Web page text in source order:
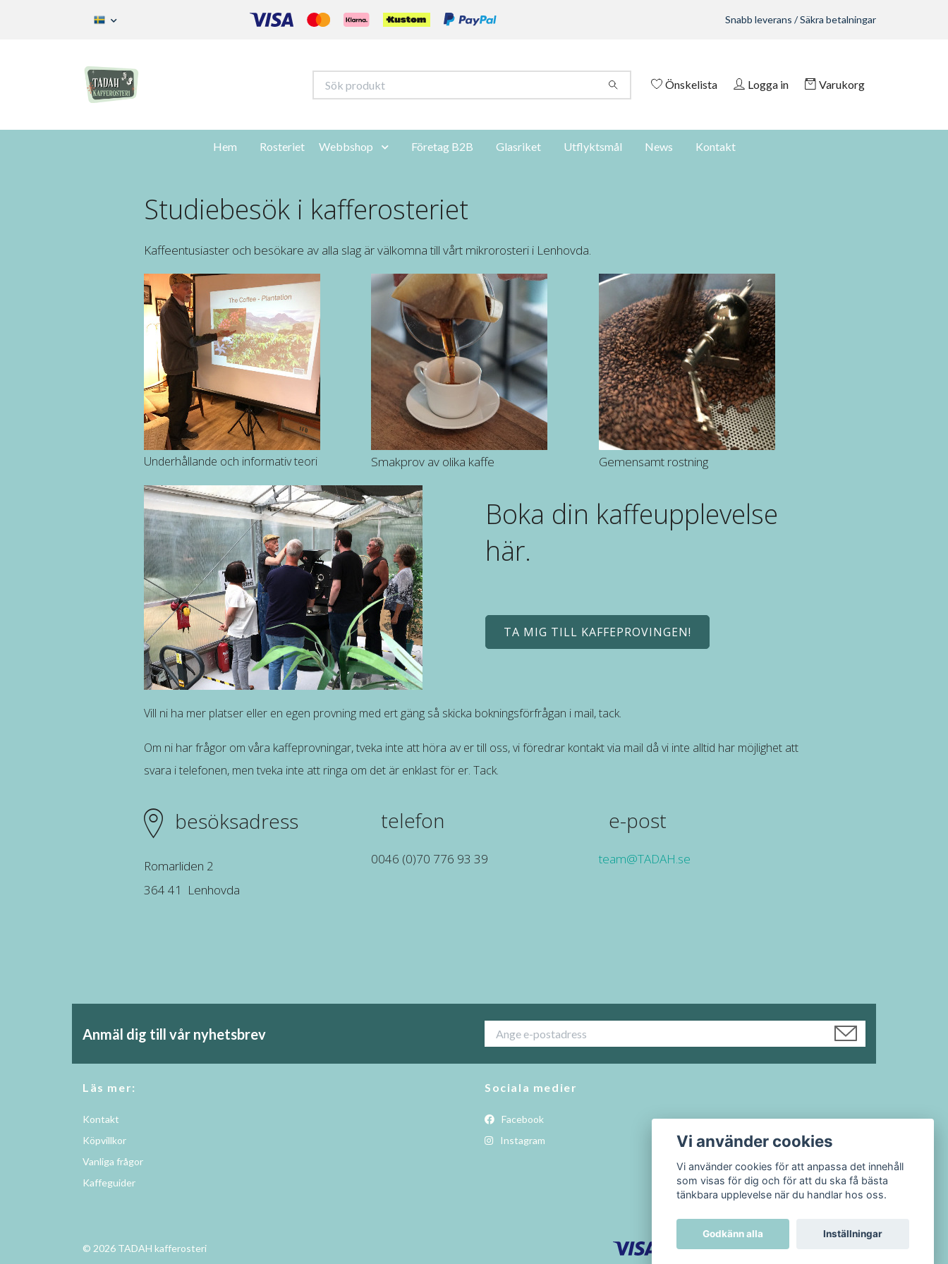
Snabb leverans / Säkra betalningar
Önskelista Logga in Varukorg
Hem Rosteriet Webbshop Företag B2B Glasriket Utflyktsmål News Kontakt
Studiebesök i kafferosteriet
Kaffeentusiaster och besökare av alla slag är välkomna till vårt mikrorosteri i Lenhovda.
Underhållande och informativ teori Smakprov av olika kaffe Gemensamt rostning
Boka din kaffeupplevelse
här.
TA MIG TILL KAFFEPROVINGEN!
Vill ni ha mer platser eller en egen provning med ert gäng så skicka bokningsförfrågan i mail, tack.
Om ni har frågor om våra kaffeprovningar, tveka inte att höra av er till oss, vi föredrar kontakt via mail då vi inte alltid har möjlighet att
svara i telefonen, men tveka inte att ringa om det är enklast för er. Tack.
besöksadress
Romarliden 2
364 41 Lenhovda
telefon
0046 (0)70 776 93 39
e-post
team@TADAH.se
Anmäl dig till vår nyhetsbrev
Läs mer:
Kontakt
Köpvillkor
Vanliga frågor
Kaffeguider
Sociala medier
Facebook
Instagram
© 2026 TADAH kafferosteri
Vi använder cookies
Vi använder cookies för att anpassa det innehåll
som visas för dig och för att du ska få bästa
tänkbara upplevelse när du handlar hos oss.
Godkänn alla Inställningar